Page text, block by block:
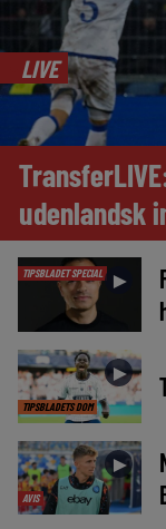
LIVE
udenlandsk
TIPSBLADET SPECIAL ►
TIPSBLADETS DOM
►
AVIS
►